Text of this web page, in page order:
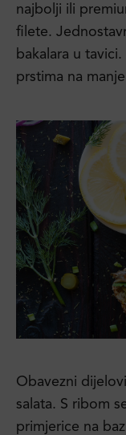
najbolji ili
filete.
bakalara u
prstima na
Obavezni
salata. S ribom
primjerice na